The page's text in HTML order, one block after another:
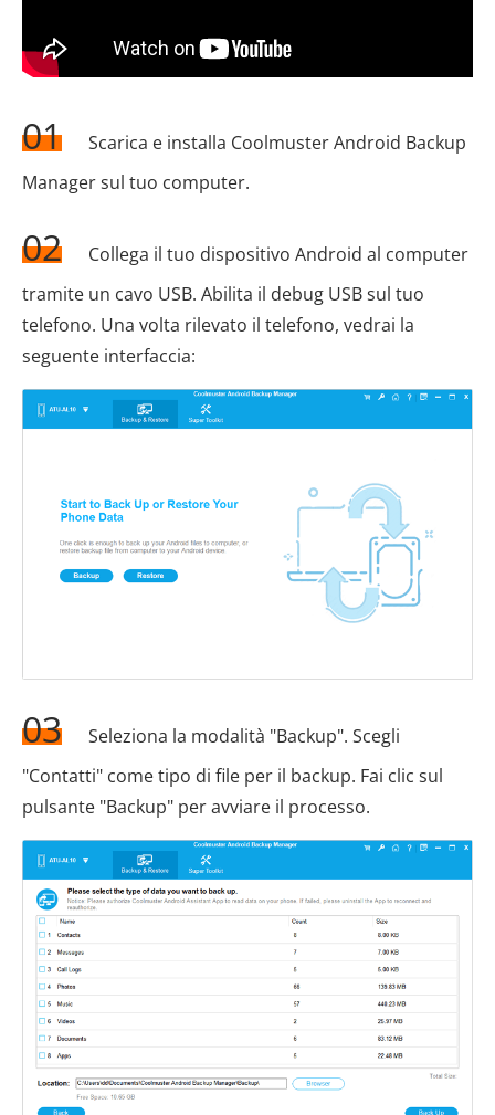
01
Scarica e installa Coolmuster Android Backup
Manager sul tuo computer.
02
Collega il tuo dispositivo Android al computer
tramite un cavo USB. Abilita il debug USB sul tuo
telefono. Una volta rilevato il telefono, vedrai la
seguente interfaccia:
03
Seleziona la modalità "Backup". Scegli
"Contatti" come tipo di file per il backup. Fai clic sul
pulsante "Backup" per avviare il processo.